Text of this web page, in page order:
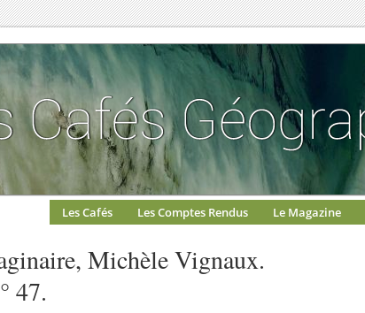
Les Cafés Les Comptes Rendus Le Magazine
Michèle Vignaux.
47.